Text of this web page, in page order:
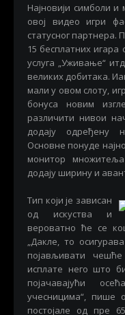
Најновији симболи
овој видео игри
статусног партнера.
15 бесплатних игара
услуга „Уживање“
великих добитака.
мали у овом слоту,
бонуса новим
различити нивои
додају одређену
Основне понуде
монитор
додају ширину и
Тип који је зависан
од искуства и
вероватно ће се
„Дакле, то
појављивати
исплате него што
појачавајући
учесницима“, пише
постојале од пре